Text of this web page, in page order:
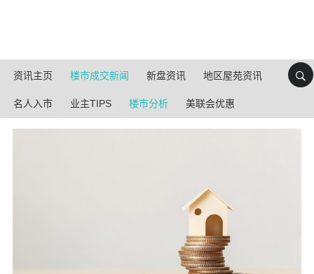
资讯主页 楼市成交新闻 新盘资讯 地区屋苑资讯
名人入市 业主TIPS 楼市分析 美联会优惠